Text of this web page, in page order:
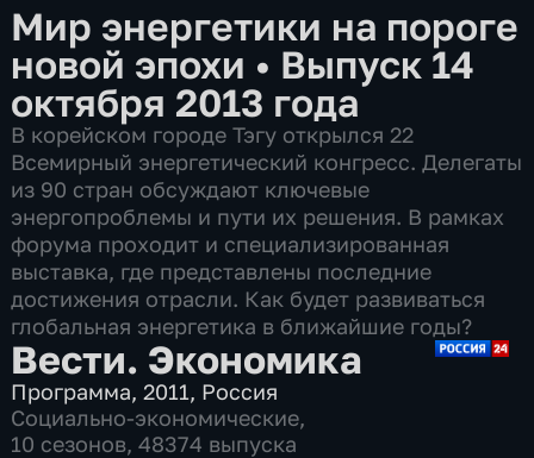
Мир энергетики на пороге
новой эпохи • Выпуск 14
октября 2013 года
В корейском городе Тэгу открылся 22
Всемирный энергетический конгресс. Делегаты
из 90 стран обсуждают ключевые
энергопроблемы и пути их решения. В рамках
форума проходит и специализированная
выставка, где представлены последние
достижения отрасли. Как будет развиваться
глобальная энергетика в ближайшие годы?
Вести. Экономика
Программа,2011, Россия
Социально-экономические,
10 сезонов, 48374 выпуска